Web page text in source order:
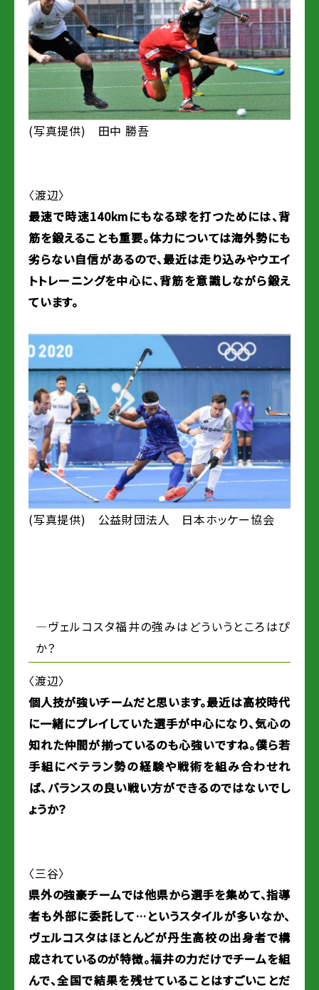
(写真提供) 田中 勝吾
〈渡辺〉
最速で時速140kmにもなる球を打つためには、背
筋を鍛えることも重要。体力については海外勢にも
劣らない自信があるので、最近は走り込みやウエイ
トトレーニングを中心に、背筋を意識しながら鍛え
ています。
(写真提供) 公益財団法人 日本ホッケー協会
―ヴェルコスタ福井の強みはどういうところはぴ
か？
〈渡辺〉
個人技が強いチームだと思います。最近は高校時代
に一緒にプレイしていた選手が中心になり、気心の
知れた仲間が揃っているのも心強いですね。僕ら若
手組にベテラン勢の経験や戦術を組み合わせれ
ば、バランスの良い戦い方ができるのではないでし
ょうか？
〈三谷〉
県外の強豪チームでは他県から選手を集めて、指導
者も外部に委託して…というスタイルが多いなか、
ヴェルコスタはほとんどが丹生高校の出身者で構
成されているのが特徴。福井の力だけでチームを組
んで、全国で結果を残せていることはすごいことだ